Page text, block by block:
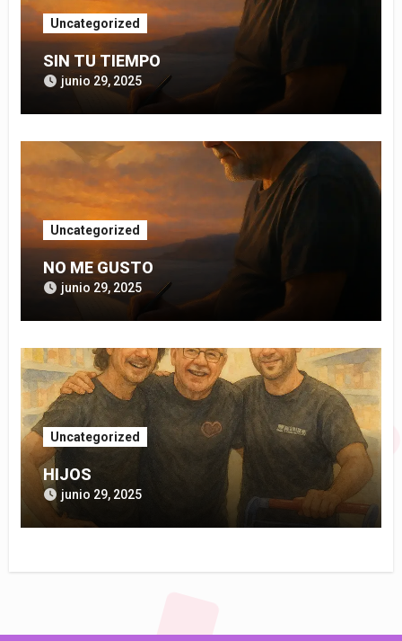
Uncategorized
SIN TU TIEMPO
junio 29, 2025
Uncategorized
NO ME GUSTO
junio 29, 2025
Uncategorized
HIJOS
junio 29, 2025